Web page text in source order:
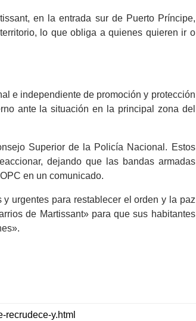
en la entrada sur de Puerto Príncipe,
lo que obliga a quienes quieren ir o
e independiente de promoción y protección
ante la situación en la principal zona del
Superior de la Policía Nacional. Estos
dejando que las bandas armadas
en un comunicado.
urgentes para restablecer el orden y la paz
de Martissant» para que sus habitantes